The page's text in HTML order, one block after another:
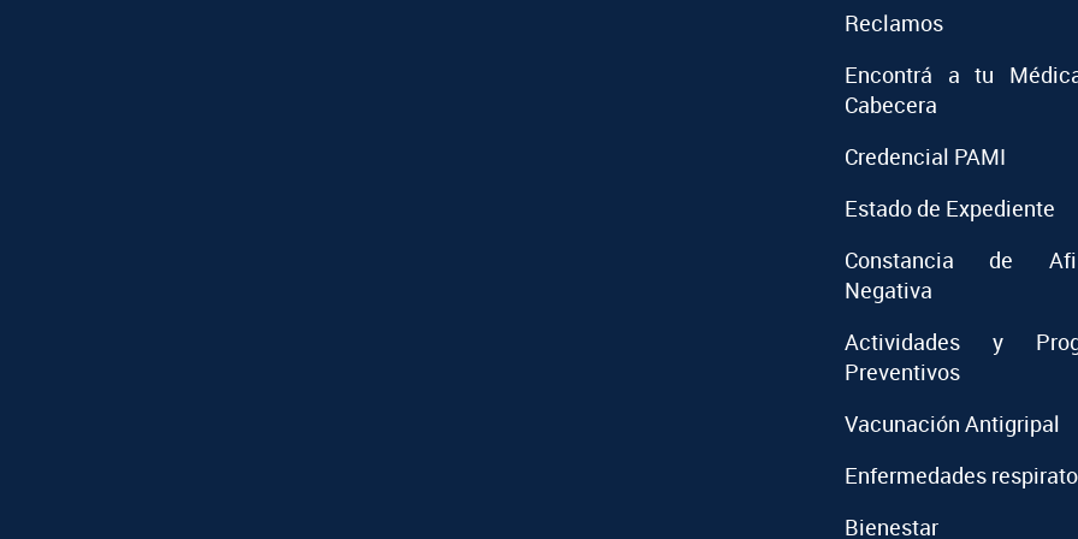
Reclamos
Encontrá a tu
Cabecera
Credencial PAMI
Estado de Expediente
Constancia de
Negativa
Actividades y
Preventivos
Vacunación Antigripal
Enfermedades
Bienestar